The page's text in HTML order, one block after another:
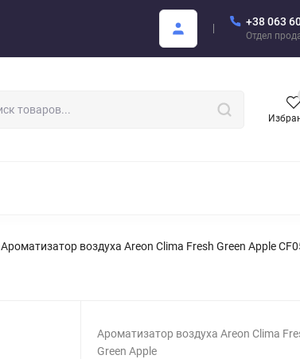
+38 063
Отдел
Ароматизатор воздуха Areon Clima Fresh Green Apple
Ароматизатор воздуха Areon Clima
Green Apple